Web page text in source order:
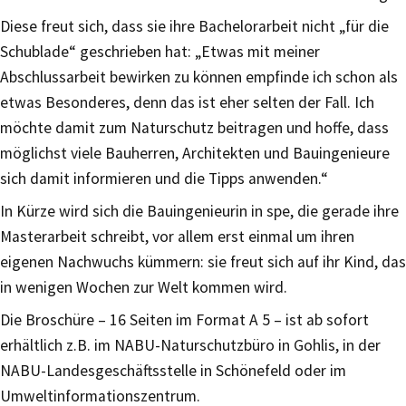
Diese freut sich, dass sie ihre Bachelorarbeit nicht „für die
Schublade“ geschrieben hat: „Etwas mit meiner
Abschlussarbeit bewirken zu können empfinde ich schon als
etwas Besonderes, denn das ist eher selten der Fall. Ich
möchte damit zum Naturschutz beitragen und hoffe, dass
möglichst viele Bauherren, Architekten und Bauingenieure
sich damit informieren und die Tipps anwenden.“
In Kürze wird sich die Bauingenieurin in spe, die gerade ihre
Masterarbeit schreibt, vor allem erst einmal um ihren
eigenen Nachwuchs kümmern: sie freut sich auf ihr Kind, das
in wenigen Wochen zur Welt kommen wird.
Die Broschüre – 16 Seiten im Format A 5 – ist ab sofort
erhältlich z.B. im NABU-Naturschutzbüro in Gohlis, in der
NABU-Landesgeschäftsstelle in Schönefeld oder im
Umweltinformationszentrum.